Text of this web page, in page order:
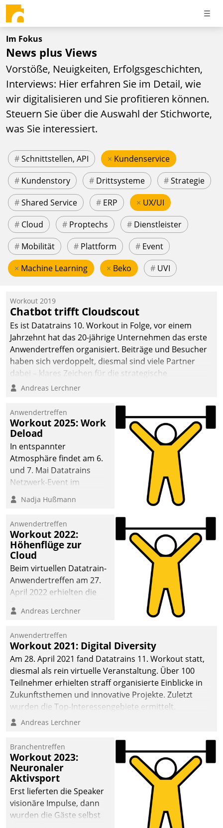
Im Fokus
News plus Views
Vorstöße, Neuigkeiten, Erfolgsgeschichten,
Interviews: Hier erfahren Sie im Detail, wie
wir digitalisieren und Sie profitieren können.
Steuern Sie über die Auswahl der Stichworte,
was Sie interessiert.
#Schnittstellen, API × Kundenservice
# Kundenstory # Drittsysteme #Strategie
#Shared Service # ERP × UX/UI
# Cloud # Proptechs # Dienstleister
# Mobilität # Plattform # Event
× Machine Learning × Beko # UVI
Workout 2019
Chatbot trifft Cloudscout
Es ist Datatrains 10. Workout in Folge, vor einem
Jahrzehnt hat das 20-jährige Unternehmen das erste
Anwendertreffen organisiert. Beiträge und Besucher
haben sich verdoppelt, diesmal sind viele Partner
dabei – klares Zeichen für die strategische
Fokussierung auf den Kunden.
Andreas Lerchner
Anwendertreffen
Workout 2025: Work
Deload
In entspannter
Atmosphäre findet am 6.
und 7. Mai Datatrains
Netzwerk-Event im
Kunden- und Partnerkreis
statt. Zentrale Frage: Wie
Mammutprojekte
meistern und Workloads
wuppen – bei zunehmend
anspruchsvollen
Aufgaben und
abnehmendem
Nadja Hußmann
Anwendertreffen
Workout 2022:
Höhenflüge zur
Cloud
Beim virtuellen Datatrain-
Anwendertreffen am 27.
April 2022 erhielten die
Teilnehmer kurzweilige
Cloud-Strategien und -
Lösungen mit hohem
Zukunftspotenzial.
Andreas Lerchner
Anwendertreffen
Workout 2021: Digital Diversity
Am 28. April 2021 fand Datatrains 11. Workout statt,
diesmal als rein virtuelle Veranstaltung. Über 100
Teilnehmer erhielten straff organisierte Einblicke in
Zukunftsthemen und innovative Projekte. Zuletzt
wurden die Top-Interessengebiete ermittelt.
Andreas Lerchner
Branchentreffen
Workout 2023:
Neuronaler
Aktivsport
Erst lieferten die Speaker
visionäre Impulse, dann
wurden die Gäste selbst